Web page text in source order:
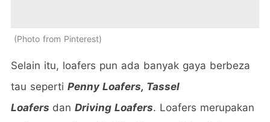
Photo from Pinterest
Selain itu, loafers pun ada banyak gaya berbeza
tau seperti Penny Loafers, Tassel
Loafers dan Driving Loafers. Loafers merupakan